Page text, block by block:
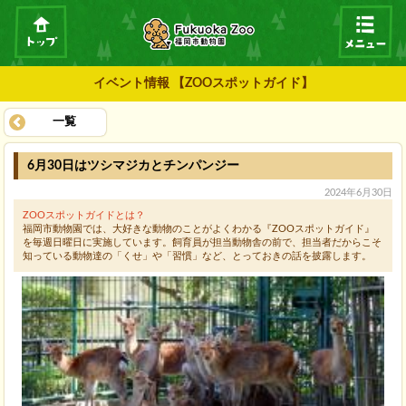
イベント情報 【ZOOスポットガイド】
一覧
6月30日はツシマジカとチンパンジー
2024年6月30日
ZOOスポットガイドとは？
福岡市動物園では、大好きな動物のことがよくわかる『ZOOスポットガイド』
を毎週日曜日に実施しています。飼育員が担当動物舎の前で、担当者だからこそ
知っている動物達の「くせ」や「習慣」など、とっておきの話を披露します。